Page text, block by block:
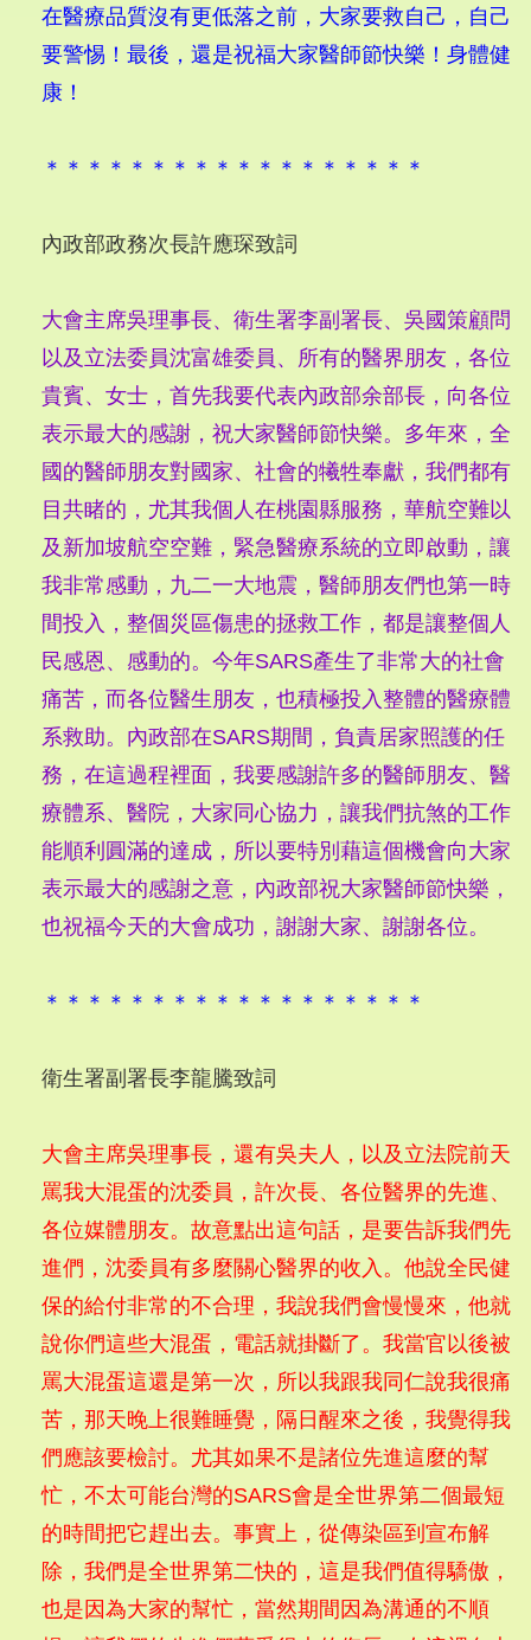
在醫療品質沒有更低落之前，大家要救自己，自己
要警惕！最後，還是祝福大家醫師節快樂！身體健
康！
＊＊＊＊＊＊＊＊＊＊＊＊＊＊＊＊＊＊
內政部政務次長許應琛致詞
大會主席吳理事長、衛生署李副署長、吳國策顧問
以及立法委員沈富雄委員、所有的醫界朋友，各位
貴賓、女士，首先我要代表內政部余部長，向各位
表示最大的感謝，祝大家醫師節快樂。多年來，全
國的醫師朋友對國家、社會的犧牲奉獻，我們都有
目共睹的，尤其我個人在桃園縣服務，華航空難以
及新加坡航空空難，緊急醫療系統的立即啟動，讓
我非常感動，九二一大地震，醫師朋友們也第一時
間投入，整個災區傷患的拯救工作，都是讓整個人
民感恩、感動的。今年SARS產生了非常大的社會
痛苦，而各位醫生朋友，也積極投入整體的醫療體
系救助。內政部在SARS期間，負責居家照護的任
務，在這過程裡面，我要感謝許多的醫師朋友、醫
療體系、醫院，大家同心協力，讓我們抗煞的工作
能順利圓滿的達成，所以要特別藉這個機會向大家
表示最大的感謝之意，內政部祝大家醫師節快樂，
也祝福今天的大會成功，謝謝大家、謝謝各位。
＊＊＊＊＊＊＊＊＊＊＊＊＊＊＊＊＊＊
衛生署副署長李龍騰致詞
大會主席吳理事長，還有吳夫人，以及立法院前天
罵我大混蛋的沈委員，許次長、各位醫界的先進、
各位媒體朋友。故意點出這句話，是要告訴我們先
進們，沈委員有多麼關心醫界的收入。他說全民健
保的給付非常的不合理，我說我們會慢慢來，他就
說你們這些大混蛋，電話就掛斷了。我當官以後被
罵大混蛋這還是第一次，所以我跟我同仁說我很痛
苦，那天晚上很難睡覺，隔日醒來之後，我覺得我
們應該要檢討。尤其如果不是諸位先進這麼的幫
忙，不太可能台灣的SARS會是全世界第二個最短
的時間把它趕出去。事實上，從傳染區到宣布解
除，我們是全世界第二快的，這是我們值得驕傲，
也是因為大家的幫忙，當然期間因為溝通的不順